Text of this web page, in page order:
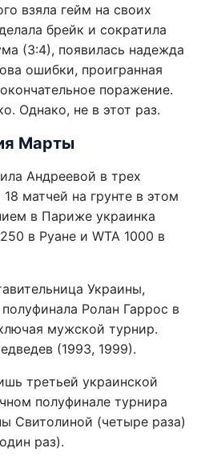
взяла гейм на своих
брейк и сократила
(3:4), появилась надежда
ошибки, проигранная
поражение.
Однако, не в этот раз.
Марты
Андреевой в трех
матчей на грунте в этом
в Париже украинка
в Руане и WTA 1000 в
Украины,
Ролан Гаррос в
мужской турнир.
(1993, 1999).
третьей украинской
полуфинале турнира
Свитолиной (четыре раза)
раз).